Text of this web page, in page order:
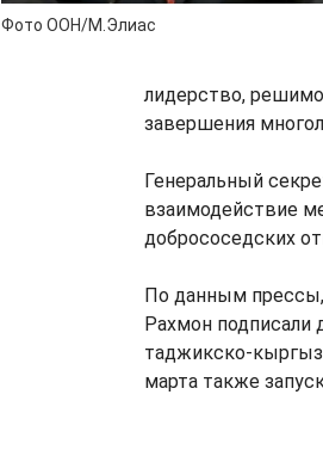
Фото ООН/М.Элиас
лидерство,
завершения
Генеральный
взаимодействие
добрососедских
По данным
Рахмон подписали
таджикско-
марта также